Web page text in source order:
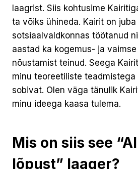
laagrist. Siis kohtusime
ta võiks ühineda. Kairit on
sotsiaalvaldkonnas töötanud
aastad ka kogemus- ja
nõustamist teinud. Seega
minu teoreetiliste teadmistega
sobivat. Olen väga tänulik
minu ideega kaasa tulema.
Mis on siis see
lõpust” laager?